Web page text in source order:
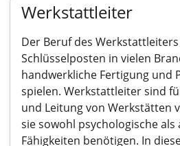
Werkstattleiter
Der Beruf des
Schlüsselposten in vielen
handwerkliche Fertigung und
spielen. Werkstattleiter sind
und Leitung von Werkstätten
sie sowohl psychologische
Fähigkeiten benötigen. In